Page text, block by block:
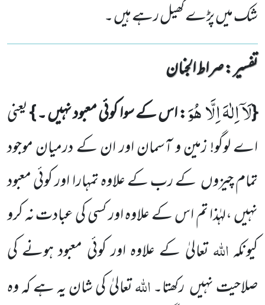
شک میں پڑے کھیل رہے ہیں ۔
تفسیر : ‎صراط الجنان
{لَاۤ اِلٰهَ اِلَّا هُوَ: اس کے سوا کوئی معبود نہیں ۔ }یعنی
اے لوگو! زمین و آسمان اور ان کے درمیان موجود
تمام چیزوںکے رب کے علاوہ تمہارا اور کوئی معبود
نہیں ،لہٰذا تم اس کے علاوہ اور کسی کی عبادت نہ کرو
کیونکہاللہتعالیٰ کے علاوہ اور کوئی معبود ہونے کی
صلاحیت نہیںرکھتا۔اللہتعالیٰ کی شان یہ ہے کہ وہ